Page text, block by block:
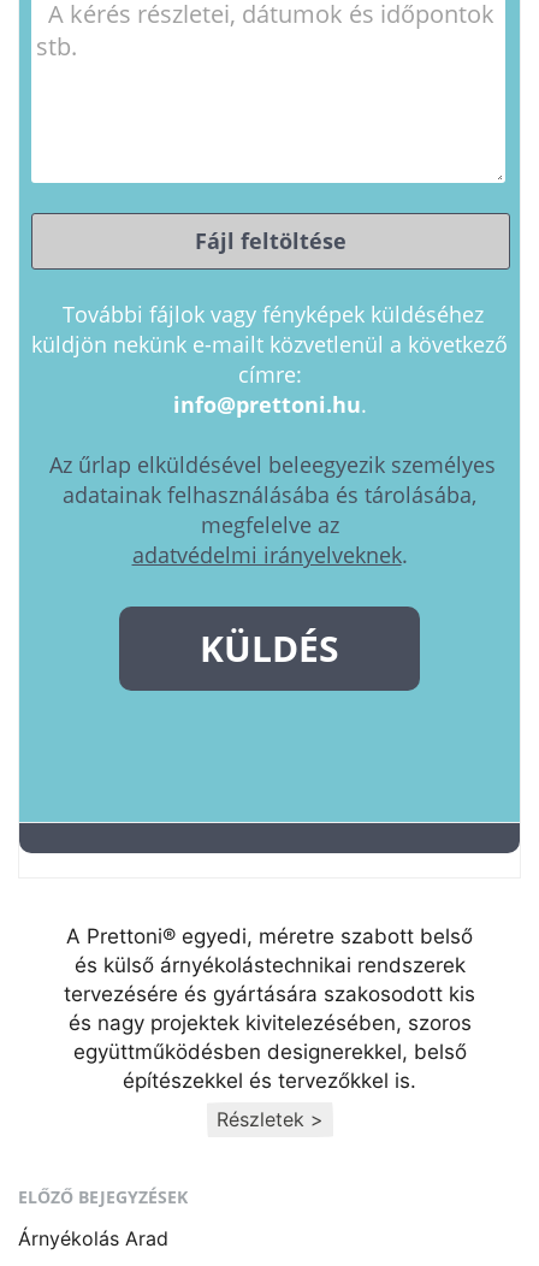
A Prettoni® egyedi, méretre szabott belső
és külső árnyékolástechnikai rendszerek
tervezésére és gyártására szakosodott kis
és nagy projektek kivitelezésében, szoros
együttműködésben designerekkel, belső
építészekkel és tervezőkkel is.
Részletek >
ELŐZŐ BEJEGYZÉSEK
Árnyékolás Arad